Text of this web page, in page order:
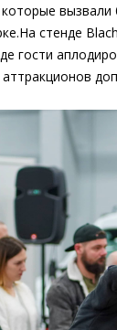
стенде
гости